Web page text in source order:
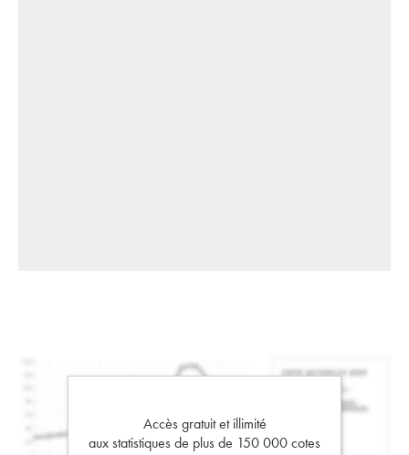
Accès gratuit et illimité
aux statistiques de plus de 150 000 cotes